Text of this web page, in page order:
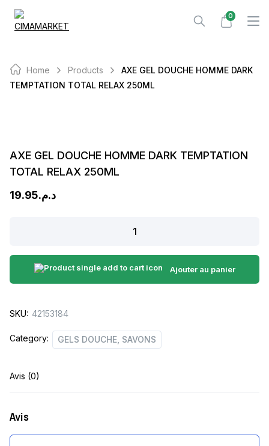
Skip
0
Home Products
AXE GEL DOUCHE HOMME DARK
TEMPTATION TOTAL RELAX 250ML
AXE GEL DOUCHE HOMME DARK TEMPTATION
TOTAL RELAX 250ML
د.م.19.95
DOUCHE
HOMME
DARK
TOTAL
250ML
Ajouter au panier
SKU: 42153184
Category: GELS DOUCHE, SAVONS
Avis (0)
Avis